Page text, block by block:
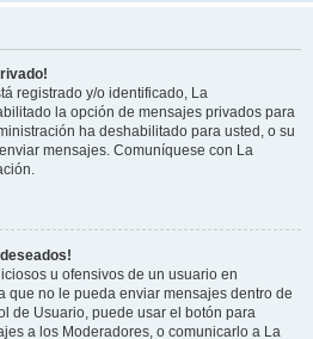
registrado y/o identificado, La
la opción de mensajes privados para
ha deshabilitado para usted, o su
mensajes. Comuníquese con La
u ofensivos de un usuario en
que no le pueda enviar mensajes dentro de
de Usuario, puede usar el botón para
a los Moderadores, o comunicarlo a La